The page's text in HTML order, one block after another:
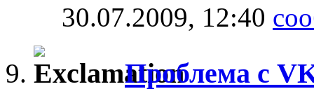
30.07.2009, 12:40
Проблема с